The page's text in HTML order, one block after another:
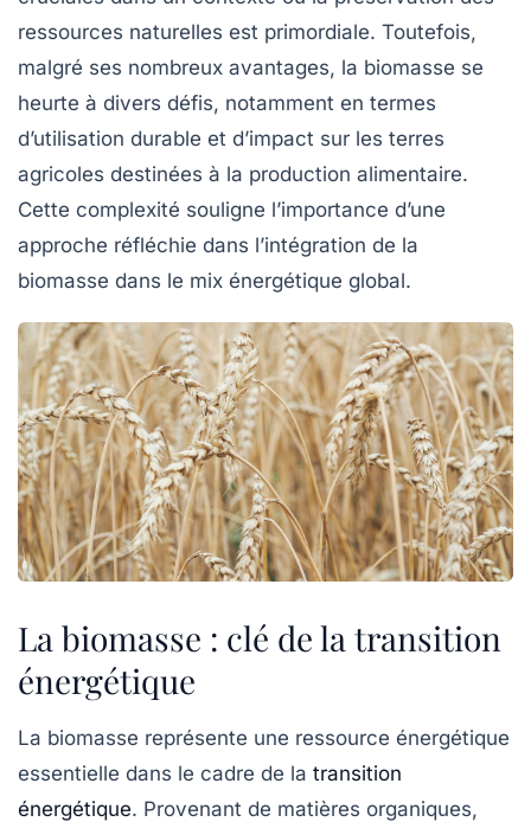
ressources naturelles est primordiale. Toutefois,
malgré ses nombreux avantages, la biomasse se
heurte à divers défis, notamment en termes
d’utilisation durable et d’impact sur les terres
agricoles destinées à la production alimentaire.
Cette complexité souligne l’importance d’une
approche réfléchie dans l’intégration de la
biomasse dans le mix énergétique global.
La biomasse : clé de la transition
énergétique
La biomasse représente une ressource énergétique
essentielle dans le cadre de la transition
énergétique. Provenant de matières organiques,